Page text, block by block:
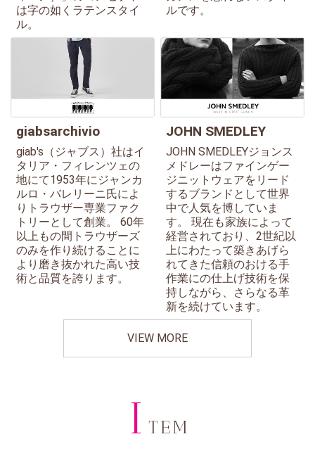
は字の如くラテンスタイ
ル。
ルです。
giabsarchivio
giab's（ジャブス）社はイ
タリア・フィレンツェの
地にて1953年にジャンカ
ルロ・バレリーニ氏によ
りトラウザー専業ファク
トリーとして創業。 60年
以上もの間トラウザーズ
のみを作り続けることに
より磨き抜かれた高い技
術と品質を誇ります。
JOHN SMEDLEY
JOHN SMEDLEYジョンス
メドレーはファインゲー
ジニットウェアをリード
するブランドとして世界
中で人気を博していま
す。 現在も家族によって
経営されており、2世紀以
上にわたって築きあげら
れてきた信頼のおける手
作業にの仕上げ技術を保
持しながら、さらなる革
新を続けています。
VIEW MORE
I TEM